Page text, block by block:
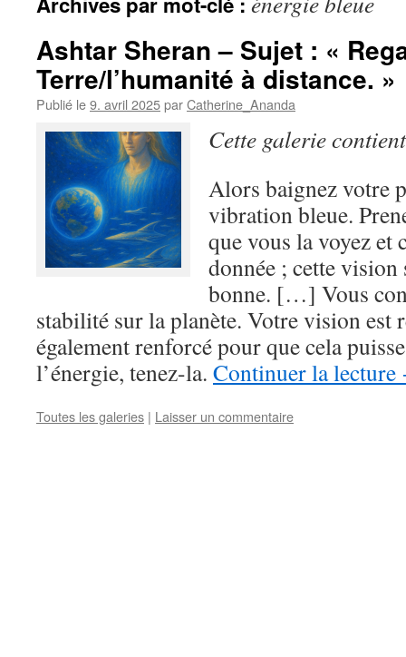
Ashtar Sheran – Sujet : «
Terre/l’humanité à distance. »
Publié le9. avril 2025parCatherine_Ananda
Cette galerie
Alors baignez votre
vibration bleue.
que vous la voyez et
donnée ; cette vision
bonne. […] Vous
stabilité sur la planète. Votre vision est
également renforcé pour que cela
l’énergie, tenez-la. Continuer la lecture
Toutes les galeries | Laisser un commentaire